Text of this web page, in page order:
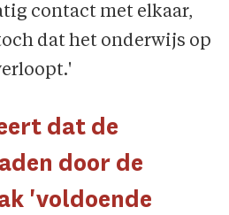
contact met elkaar,
dat het onderwijs op
dat de
door de
'voldoende